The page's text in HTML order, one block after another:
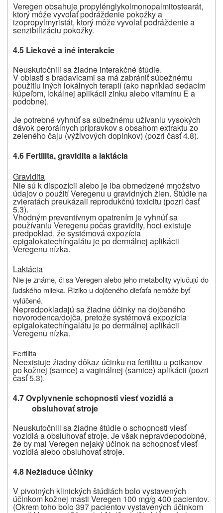
Veregen obsahuje propylénglykolmonopalmitostearát,
ktorý môže vyvolať podráždenie pokožky a
izopropylmyristát, ktorý môže vyvolať podráždenie a
senzibilizáciu pokožky.
4.5 Liekové a iné interakcie
Neuskutočnili sa žiadne interakčné štúdie.
V oblasti s bradavicami sa má zabrániť súbežnému
použitiu iných lokálnych terapií (ako napríklad sedacím
kúpeľom, lokálnej aplikácii zinku alebo vitamínu E a
podobne).
Je potrebné vyhnúť sa súbežnému užívaniu vysokých
dávok perorálnych prípravkov s obsahom extraktu zo
zeleného čaju (výživových doplnkov) (pozri časť 4.8).
4.6 Fertilita, gravidita a laktácia
Gravidita
Nie sú k dispozícii alebo je iba obmedzené množstvo
údajov o použití Veregenu u gravidných žien. Štúdie na
zvieratách preukázali reprodukčnú toxicitu (pozri časť
5.3).
Vhodným preventívnym opatrením je vyhnúť sa
používaniu Veregenu počas gravidity, hoci existuje
predpoklad, že systémová expozícia
epigalokatechíngalátu je po dermálnej aplikácii
Veregenu nízka.
Laktácia
Nie je známe, či sa Veregen alebo jeho metabolity vylučujú do
ľudského mlieka. Riziko u dojčeného dieťaťa nemôže byť
vylúčené.
Nepredpokladajú sa žiadne účinky na dojčeného
novorodenca/dojča, pretože systémová expozícia
epigalokatechíngalátu je po dermálnej aplikácii
Veregenu nízka.
Fertilita
Neexistuje žiadny dôkaz účinku na fertilitu u potkanov
po kožnej (samce) a vaginálnej (samice) aplikácii (pozri
časť 5.3).
4.7 Ovplyvnenie schopnosti viesť vozidlá a
obsluhovať stroje
Neuskutočnili sa žiadne štúdie o schopnosti viesť
vozidlá a obsluhovať stroje. Je však nepravdepodobné,
že by mal Veregen nejaký účinok na schopnosť viesť
vozidlá alebo obsluhovať stroje.
4.8 Nežiaduce účinky
V pivotných klinických štúdiách bolo vystavených
účinkom kožnej masti Veregen 100 mg/g 400 pacientov.
(Okrem toho bolo 397 pacientov vystavených účinkom